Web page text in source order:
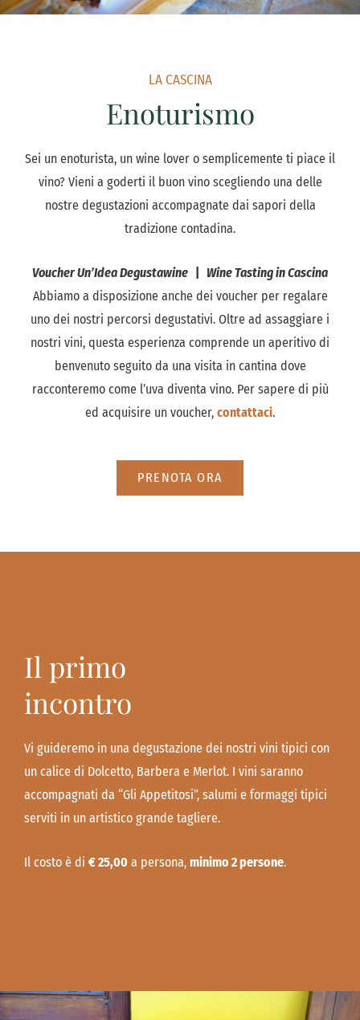
LA CASCINA
Enoturismo
Sei un enoturista, un wine lover o semplicemente ti piace il
vino? Vieni a goderti il buon vino scegliendo una delle
nostre degustazioni accompagnate dai sapori della
tradizione contadina.
Voucher Un’Idea Degustawine
Wine Tasting in Cascina
Abbiamo a disposizione anche dei voucher per regalare
uno dei nostri percorsi degustativi. Oltre ad assaggiare i
nostri vini, questa esperienza comprende un aperitivo di
benvenuto seguito da una visita in cantina dove
racconteremo come l’uva diventa vino. Per sapere di più
ed acquisire un voucher, contattaci.
PRENOTA ORA
Il primo
incontro
Vi guideremo in una degustazione dei nostri vini tipici con
un calice di Dolcetto, Barbera e Merlot. I vini saranno
accompagnati da “Gli Appetitosi”, salumi e formaggi tipici
serviti in un artistico grande tagliere.
Il costo è di € 25,00 a persona, minimo 2 persone.